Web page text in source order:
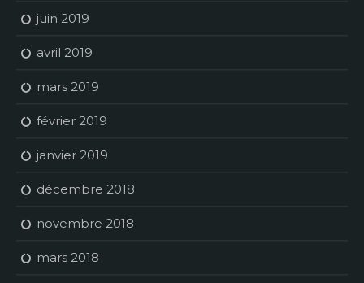
juin 2019
avril 2019
mars 2019
février 2019
janvier 2019
décembre 2018
novembre 2018
mars 2018